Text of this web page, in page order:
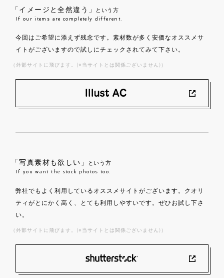
「イメージと全然違う」 という方
If our items are completely different.
今回はご希望に添えず残念です。素材数が多く安価なオススメサ
イトがございますので試しにチェックされてみて下さい。
（外部サイトに飛びます。(※当サイトとは関係ございません)）
「写真素材も欲しい」 という方
If you want the stock photos too.
弊社でもよく利用しているオススメサイトがございます。クオリ
ティがとにかく高く、とても利用しやすいです。ぜひお試し下さ
い。
（外部サイトに飛びます。(※当サイトとは関係ございません)）